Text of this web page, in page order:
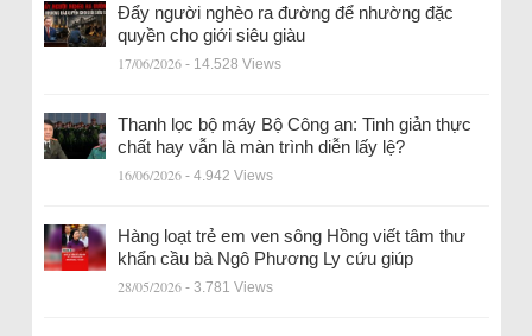
Đẩy người nghèo ra đường để nhường đặc
quyền cho giới siêu giàu
17/06/2026 - 14.528 Views
Thanh lọc bộ máy Bộ Công an: Tinh giản thực
chất hay vẫn là màn trình diễn lấy lệ?
16/06/2026 - 4.942 Views
Hàng loạt trẻ em ven sông Hồng viết tâm thư
khẩn cầu bà Ngô Phương Ly cứu giúp
28/05/2026 - 3.781 Views